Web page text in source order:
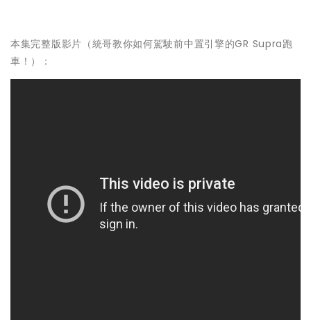
本集完整版影片（統哥教你如何駕駛前中置引擎的GR Supra跑
車！）：